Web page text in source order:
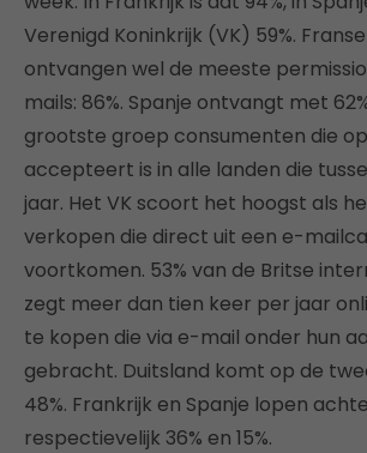
Verenigd Koninkrijk (VK) 59%.
ontvangen wel de meeste
mails: 86%. Spanje ontvangt met
grootste groep consumenten die
accepteert is in alle landen die
jaar. Het VK scoort het hoogst als
verkopen die direct uit een e-
voortkomen. 53% van de Britse
zegt meer dan tien keer per jaar
te kopen die via e-mail onder hun
gebracht. Duitsland komt op de
48%. Frankrijk en Spanje lopen
respectievelijk 36% en 15%.